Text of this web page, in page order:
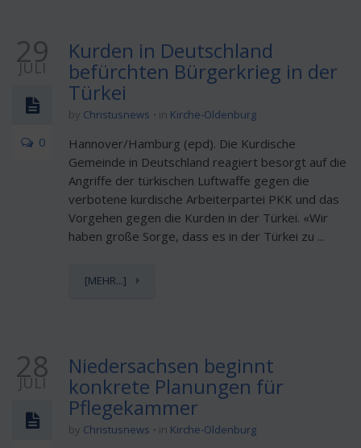
29
JULI
0
Kurden in Deutschland
befürchten Bürgerkrieg in der
Türkei
by Christusnews in Kirche-Oldenburg
Hannover/Hamburg (epd). Die Kurdische
Gemeinde in Deutschland reagiert besorgt auf die
Angriffe der türkischen Luftwaffe gegen die
verbotene kurdische Arbeiterpartei PKK und das
Vorgehen gegen die Kurden in der Türkei. «Wir
haben große Sorge, dass es in der Türkei zu ...
[MEHR...]
28
JULI
Niedersachsen beginnt
konkrete Planungen für
Pflegekammer
by Christusnews in Kirche-Oldenburg